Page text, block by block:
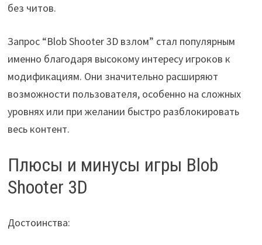
без читов.
Запрос “Blob Shooter 3D взлом” стал популярным
именно благодаря высокому интересу игроков к
модификациям. Они значительно расширяют
возможности пользователя, особенно на сложных
уровнях или при желании быстро разблокировать
весь контент.
Плюсы и минусы игры Blob
Shooter 3D
Достоинства: